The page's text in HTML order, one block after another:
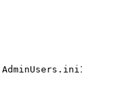
AdminUsers.ini :